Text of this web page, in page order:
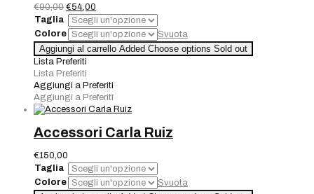
€90,00 Il
prezzo
originale
era:
€90,00.
€54,00
prezzo
attuale
è:
€54,00.
Taglia
Colore
Svuota
Accessori
Piero
Moretti
quantità
Aggiungi al carrello Added Choose options Sold out
Lista Preferiti
Lista Preferiti
Aggiungi a Preferiti
Aggiungi a Preferiti
Accessori Carla Ruiz
€150,00
Taglia
Colore
Svuota